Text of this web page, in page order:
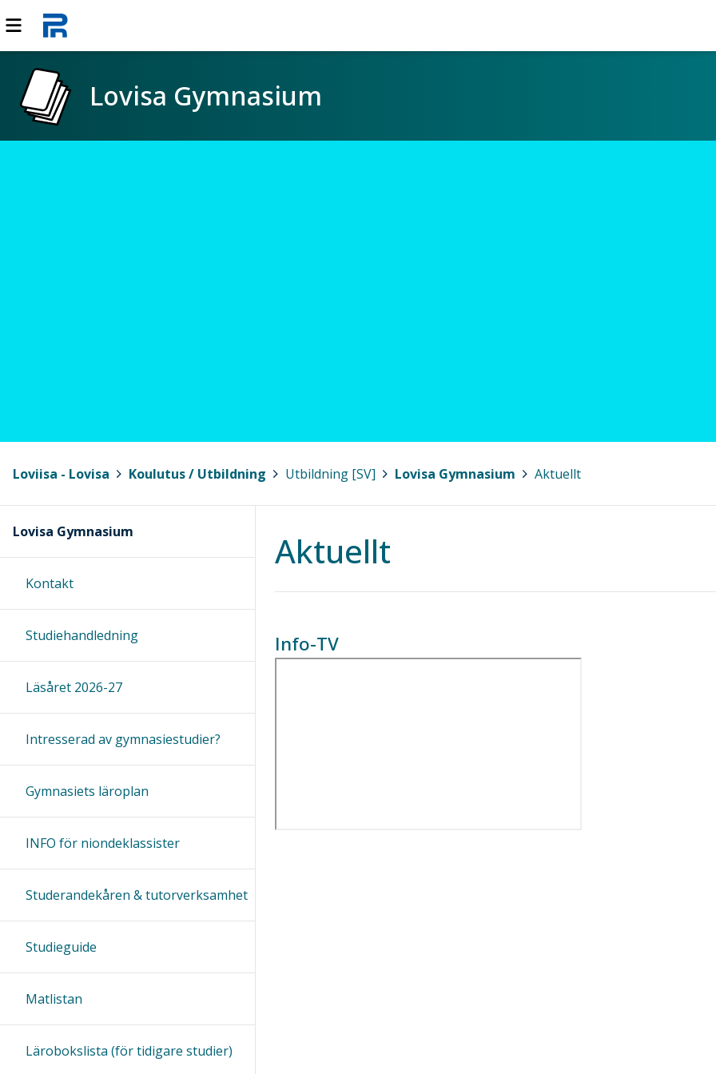
Lovisa Gymnasium
Loviisa - Lovisa Koulutus / Utbildning Utbildning [SV] Lovisa Gymnasium Aktuellt
Aktuellt
Info-TV
Lovisa Gymnasium
Kontakt
Studiehandledning
Läsåret 2026-27
Intresserad av gymnasiestudier?
Gymnasiets läroplan
INFO för niondeklassister
Studerandekåren & tutorverksamhet
Studieguide
Matlistan
Lärobokslista (för tidigare studier)